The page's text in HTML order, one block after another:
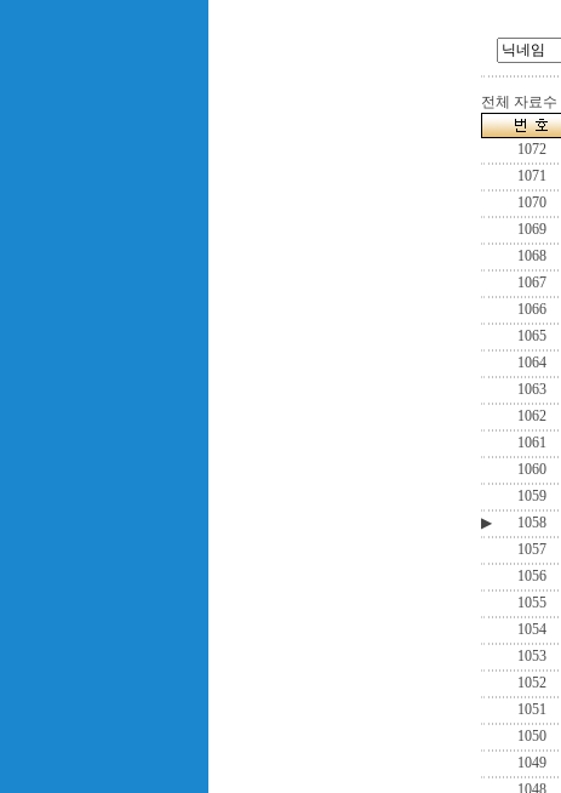
전체 자료수
1072
1071
1070
1069
1068
1067
1066
1065
1064
1063
1062
1061
1060
1059
▶
1058
1057
1056
1055
1054
1053
1052
1051
1050
1049
1048